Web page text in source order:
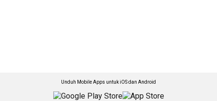
Unduh Mobile Apps untuk iOS dan Android